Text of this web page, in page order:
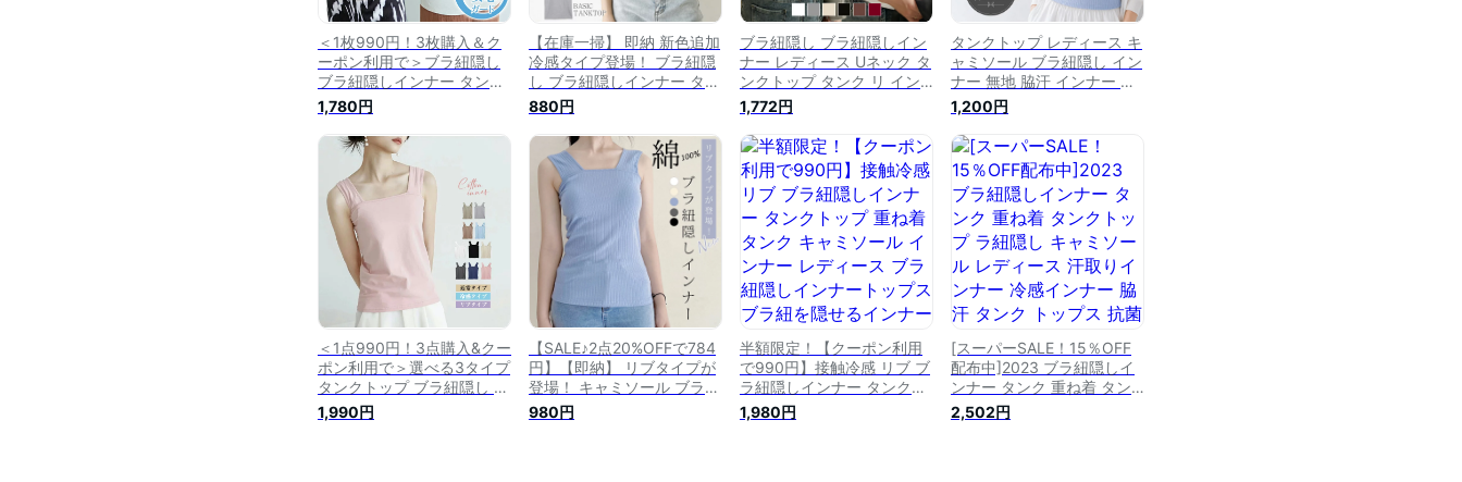
＜1枚990円！3枚購入＆ク
ーポン利用で＞ブラ紐隠し
ブラ紐隠しインナー タンク
トップ 脇汗 インナー 抗菌
防臭 接触冷感 汗取りインナ
ー 脇汗ガード レディースト
ップス レイヤード ブラ紐隠
せる タンク 吸収 360度ガ
ード【ブラ紐隠し】 キャミ
ソール レディース
1,780円
【在庫一掃】 即納 新色追加
冷感タイプ登場！ ブラ紐隠
し ブラ紐隠しインナー タン
クトップ タンク キャミソー
ル インナー レディース ト
ップス 脇汗 抗菌防臭 汗取
りインナー 脇汗ガード 黒
白 シンプル 定番 重ね着 冷
感インナー 接触冷感
880円
ブラ紐隠し ブラ紐隠しイン
ナー レディース Uネック タ
ンクトップ タンク リ イン
ナー トップス 脇汗ガード
脇汗 抗菌防臭 汗取りインナ
ー シンプル 定番 重ね着 送
料無料
1,772円
タンクトップ レディース キ
ャミソール ブラ紐隠し イン
ナー 無地 脇汗 インナー 女
性 抗菌防臭 接触冷感 汗取
りインナー 脇汗ガード トッ
プス レイヤード ブラ紐隠し
タンクトップ 女性 キャミソ
ール トップス 重ね着 綿
1,200円
＜1点990円！3点購入&クー
ポン利用で＞選べる3タイプ
タンクトップ ブラ紐隠し ブ
ラ紐隠しインナー タンクト
ップ タンク キャミソール
1,990円
【SALE♪2点20%OFFで784
円】【即納】 リブタイプが
登場！ キャミソール ブラ紐
隠し ブラ紐隠しインナー タ
ンクトップ タンク リ イン
980円
半額限定！【クーポン利用
で990円】接触冷感 リブ ブ
ラ紐隠しインナー タンクト
ップ 重ね着 タンク キャミ
ソール インナー レディース
1,980円
[スーパーSALE！15％OFF
配布中]2023 ブラ紐隠しイ
ンナー タンク 重ね着 タン
クトップ ラ紐隠し キャミソ
ール レディース 汗取りイン
2,502円